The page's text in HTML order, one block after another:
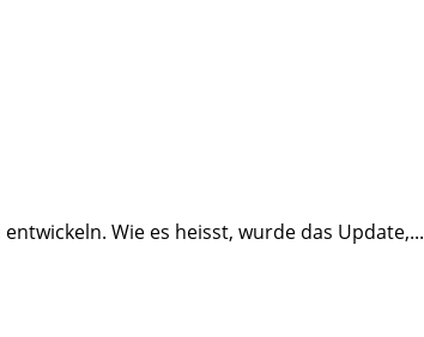
Wie es heisst, wurde das Update,...